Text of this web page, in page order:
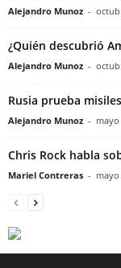
Alejandro Munoz -
¿Quién descubrió
Alejandro Munoz -
Rusia prueba
Alejandro Munoz - mayo
Chris Rock habla
Mariel Contreras - mayo